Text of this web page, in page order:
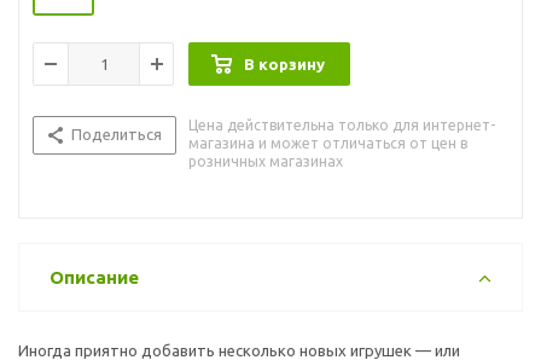
В корзину
Поделиться
Цена действительна только для интернет-
магазина и может отличаться от цен в
розничных магазинах
Описание
Иногда приятно добавить несколько новых игрушек — или